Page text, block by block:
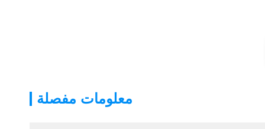
معلومات مفصلة